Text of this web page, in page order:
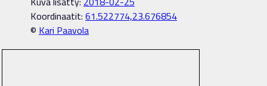
Koordinaatit: 61.522774,23.676854
© Kari Paavola